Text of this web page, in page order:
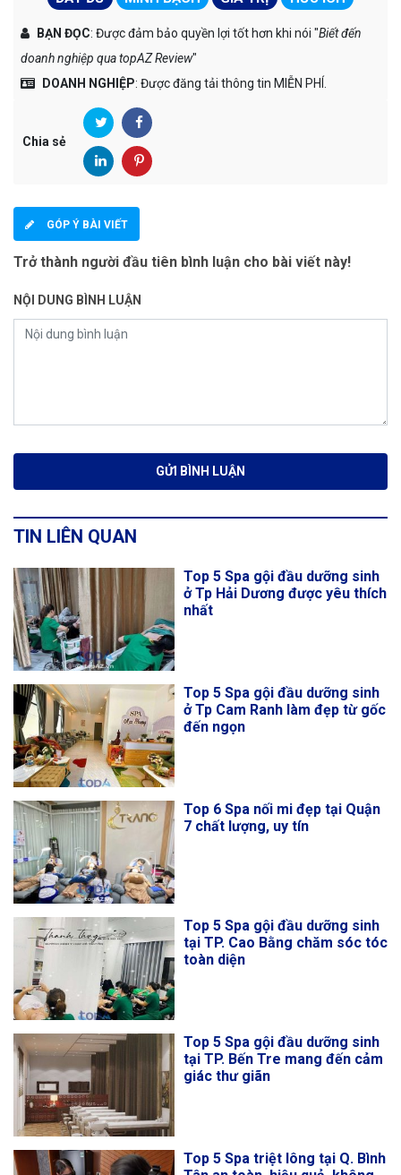
BẠN ĐỌC: Được đảm bảo quyền lợi tốt hơn khi nói "Biết đến
doanh nghiệp qua topAZ Review"
DOANH NGHIỆP: Được đăng tải thông tin MIỄN PHÍ.
Chia sẻ
GÓP Ý BÀI VIẾT
Trở thành người đầu tiên bình luận cho bài viết này!
NỘI DUNG BÌNH LUẬN
TIN LIÊN QUAN
Top 5 Spa gội đầu dưỡng sinh
ở Tp Hải Dương được yêu thích
nhất
Top 5 Spa gội đầu dưỡng sinh
ở Tp Cam Ranh làm đẹp từ gốc
đến ngọn
Top 6 Spa nối mi đẹp tại Quận
7 chất lượng, uy tín
Top 5 Spa gội đầu dưỡng sinh
tại TP. Cao Bằng chăm sóc tóc
toàn diện
Top 5 Spa gội đầu dưỡng sinh
tại TP. Bến Tre mang đến cảm
giác thư giãn
Top 5 Spa triệt lông tại Q. Bình